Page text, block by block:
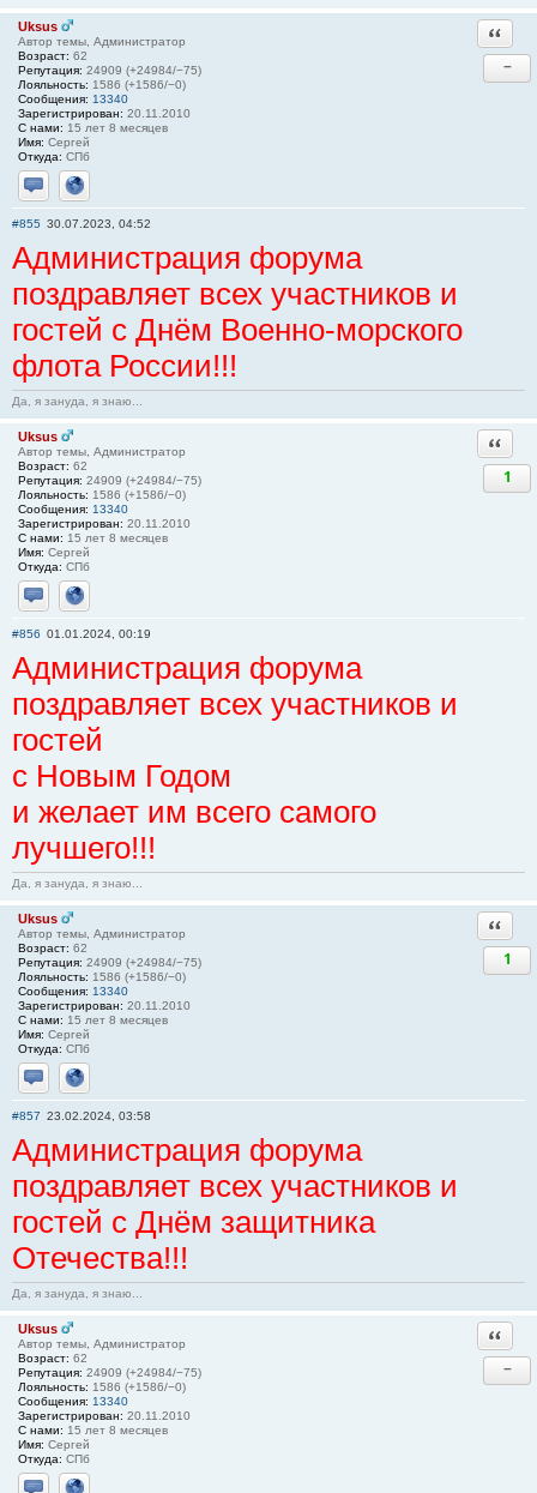
Uksus
Автор темы, Администратор
Возраст: 62
Репутация: 24909 (+24984/−75)
Лояльность: 1586 (+1586/−0)
Сообщения: 13340
Зарегистрирован: 20.11.2010
С нами: 15 лет 8 месяцев
Имя: Сергей
Откуда: СПб
Отправить личное сообщение
Сайт
−
#855 30.07.2023, 04:52
Администрация форума
поздравляет всех участников и
гостей с Днём Военно-морского
флота России!!!
Да, я зануда, я знаю...
Uksus
Автор темы, Администратор
Возраст: 62
Репутация: 24909 (+24984/−75)
Лояльность: 1586 (+1586/−0)
Сообщения: 13340
Зарегистрирован: 20.11.2010
С нами: 15 лет 8 месяцев
Имя: Сергей
Откуда: СПб
Отправить личное сообщение
Сайт
1
#856 01.01.2024, 00:19
Администрация форума
поздравляет всех участников и
гостей
с Новым Годом
и желает им всего самого
лучшего!!!
Да, я зануда, я знаю...
Uksus
Автор темы, Администратор
Возраст: 62
Репутация: 24909 (+24984/−75)
Лояльность: 1586 (+1586/−0)
Сообщения: 13340
Зарегистрирован: 20.11.2010
С нами: 15 лет 8 месяцев
Имя: Сергей
Откуда: СПб
Отправить личное сообщение
Сайт
1
#857 23.02.2024, 03:58
Администрация форума
поздравляет всех участников и
гостей с Днём защитника
Отечества!!!
Да, я зануда, я знаю...
Uksus
Автор темы, Администратор
Возраст: 62
Репутация: 24909 (+24984/−75)
Лояльность: 1586 (+1586/−0)
Сообщения: 13340
Зарегистрирован: 20.11.2010
С нами: 15 лет 8 месяцев
Имя: Сергей
Откуда: СПб
−